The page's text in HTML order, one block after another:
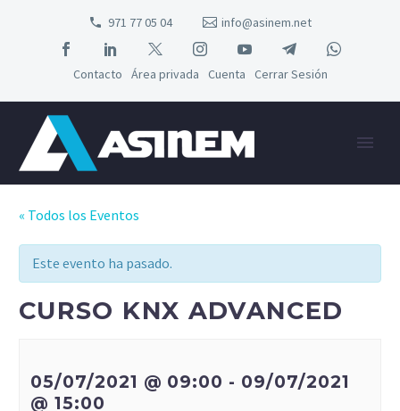
971 77 05 04 info@asinem.net
Contacto Área privada Cuenta Cerrar Sesión
« Todos los Eventos
Este evento ha pasado.
CURSO KNX ADVANCED
05/07/2021 @ 09:00 - 09/07/2021
@ 15:00